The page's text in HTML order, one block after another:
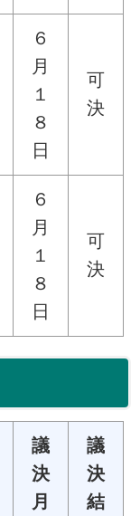
６
月
１
８
日
可
決
６
月
１
８
日
可
決
議
決
月
議
決
結